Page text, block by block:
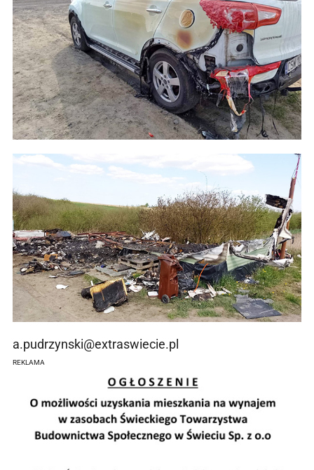
a.pudrzynski@extraswiecie.pl
REKLAMA